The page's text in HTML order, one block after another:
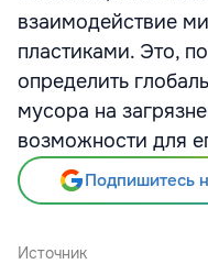
взаимодействие
пластиками. Это,
определить
мусора на
возможности для
Подпишитесь
Источник